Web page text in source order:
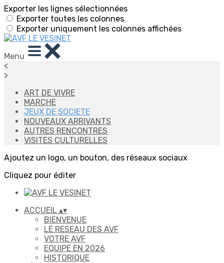
Exporter les lignes sélectionnées
Exporter toutes les colonnes
Exporter uniquement les colonnes affichées
Menu
<
>
ART DE VIVRE
MARCHE
JEUX DE SOCIETE
NOUVEAUX ARRIVANTS
AUTRES RENCONTRES
VISITES CULTURELLES
Ajoutez un logo, un bouton, des réseaux sociaux
Cliquez pour éditer
ACCUEIL ▴▾
BIENVENUE
LE RESEAU DES AVF
VOTRE AVF
EQUIPE EN 2026
HISTORIQUE